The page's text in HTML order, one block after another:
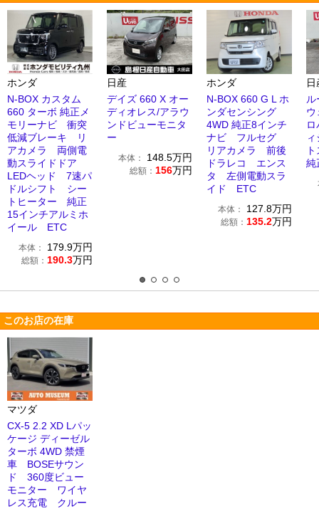
ホンダ
N-BOX カスタム
660 ターボ 純正メ
モリーナビ 衝突
低減ブレーキ リ
アカメラ 両側電
動スライドドア
LEDヘッド 7速パ
ドルシフト シー
トヒーター 純正
15インチアルミホ
イール ETC
本体： 179.9万円
総額： 190.3万円
日産
デイズ 660 X オー
ディオレス/アラウ
ンドビューモニタ
ー
本体： 148.5万円
総額： 156万円
ホンダ
N-BOX 660 G L ホ
ンダセンシング
4WD 純正8インチ
ナビ フルセグ
リアカメラ 前後
ドラレコ エンス
タ 左側電動スラ
イド ETC
本体： 127.8万円
総額： 135.2万円
日
ウ
純
このお店の在庫
マツダ
CX-5 2.2 XD Lパッ
ケージ ディーゼル
ターボ 4WD 禁煙
車 BOSEサウン
ド 360度ビュー
モニター ワイヤ
レス充電 クルー